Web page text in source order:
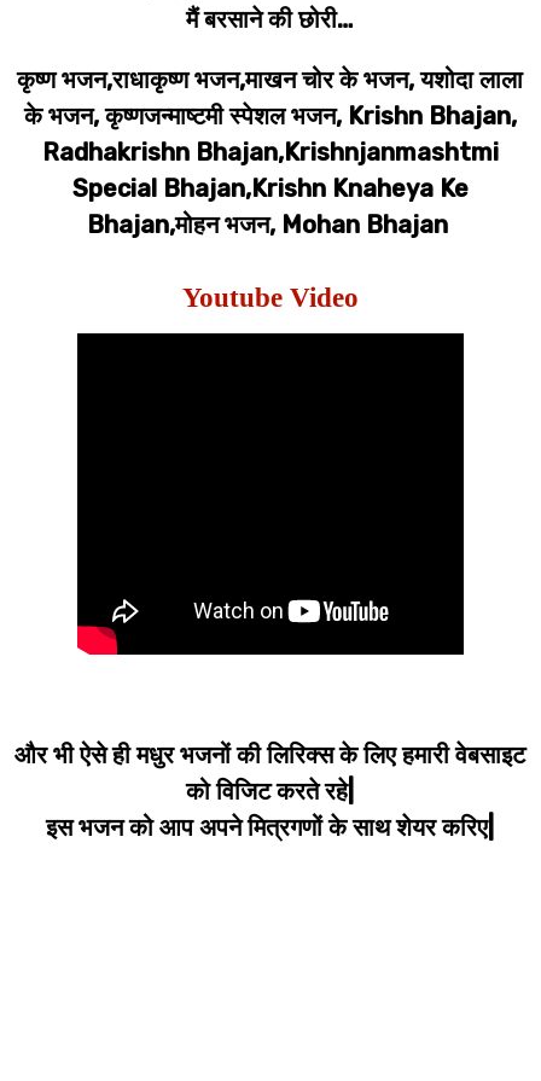
मैं बरसाने की छोरी…
कृष्ण भजन,राधाकृष्ण भजन,माखन चोर के भजन, यशोदा लाला
के भजन, कृष्णजन्माष्टमी स्पेशल भजन, Krishn Bhajan,
Radhakrishn Bhajan,Krishnjanmashtmi
Special Bhajan,Krishn Knaheya Ke
Bhajan,मोहन भजन, Mohan Bhajan
Youtube Video
और भी ऐसे ही मधुर भजनों की लिरिक्स के लिए हमारी वेबसाइट
को विजिट करते रहे|
इस भजन को आप अपने मित्रगणों के साथ शेयर करिए|